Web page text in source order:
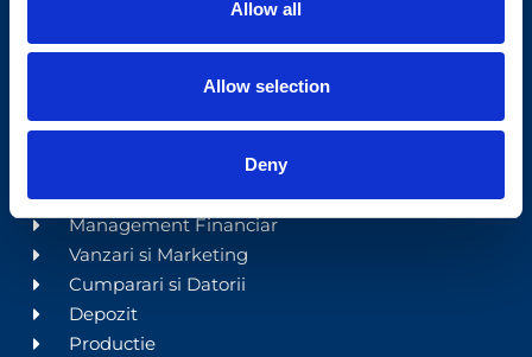
Allow all
Allow selection
Deny
Politica de confidentialitate
Politica de Cookie
Site map
Dynamics 365 Business Central
Management Financiar
Vanzari si Marketing
Cumparari si Datorii
Depozit
Productie